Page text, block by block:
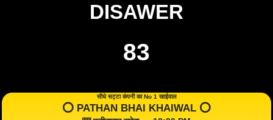
DISAWER
83
सीधे सट्टा कंपनी का No 1 खाईवाल
⭕️ PATHAN BHAI KHAIWAL ⭕️